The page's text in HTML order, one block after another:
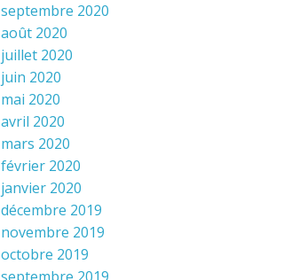
septembre 2020
août 2020
juillet 2020
juin 2020
mai 2020
avril 2020
mars 2020
février 2020
janvier 2020
décembre 2019
novembre 2019
octobre 2019